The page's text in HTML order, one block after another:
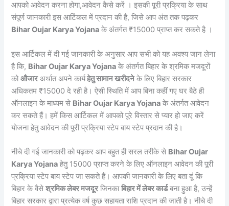
आपको आवेदन करना होगा,आवेदन कैसे करें । इसकी पूरी प्रक्रिया के साथ
संपूर्ण जानकारी इस आर्टिकल में प्रदान की है, जिसे आप अंत तक पढ़कर
Bihar Oujar Karya Yojana के अंतर्गत ₹15000 प्राप्त कर सकते है ।
इस आर्टिकल में दी गई जानकारी के अनुसार आप सभी को यह अवश्य जान लेना
है कि, Bihar Oujar Karya Yojana के अंतर्गत बिहार के श्रमिक मजदूरों
कोऔजारअर्थात अपने कार्यहेतु सामान खरीदनेके लिए बिहार सरकार
अधिकतम ₹15000 दे रही है। ऐसी स्थिति में आप बिना कहीं गए घर बैठे ही
ऑनलाइन के माध्यम से Bihar Oujar Karya Yojana के अंतर्गत आवेदन
कर सकते हैं। हमें किस आर्टिकल में आपको पूरे विस्तार से प्यार हो जाए करें
योजना हेतु आवेदन की पूरी प्रक्रिया स्टेप बाय स्टेप प्रदान की है।
नीचे दी गई जानकारी को पढ़कर आप बहुत ही सरल तरीके से Bihar Oujar
Karya Yojana हेतु 15000 प्राप्त करने के लिए ऑनलाइन आवेदन की पूरी
प्रक्रिया स्टेप बाय स्टेप जा सकते हैं। आपकी जानकारी के लिए बता दूं कि
बिहार के वैसेश्रमिक लेबर मजदूरजिनकाबिहार में लेबर कार्डबना हुआ है, उन्हें
बिहार सरकार द्वारा प्रत्येक वर्ष कुछ सहायता राशि प्रदान की जाती है। नीचे दी